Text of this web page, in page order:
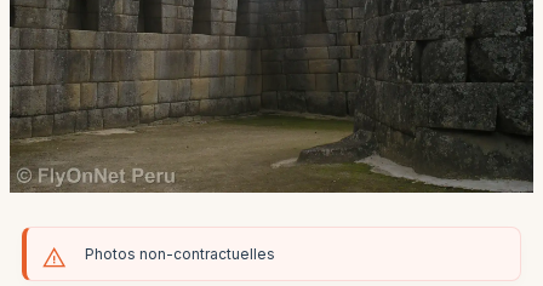
Photos non-contractuelles